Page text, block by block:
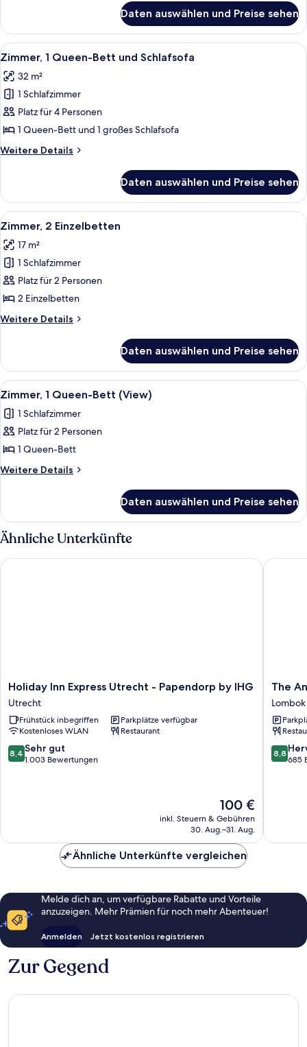
1
Queen-
Bett
Daten auswählen und Preise sehen
Alle
Fotos
für
Zimmer,
1 Queen-
Bett
und
Schlafsofa
Ein ordentlich bezogenes Bett mit
10
Zimmer, 1 Queen-Bett und Schlafsofa
32 m²
1 Schlafzimmer
Platz für 4 Personen
1 Queen-Bett und 1 großes Schlafsofa
Weitere Details
Weitere
1 Queen-
Bett
und
Daten auswählen und Preise sehen
Alle
Fotos
für
Zimmer,
2 Einzelbetten
anzeigen
Ein modernes Hotelzimmer mit
6
Zimmer, 2 Einzelbetten
17 m²
1 Schlafzimmer
Platz für 2 Personen
2 Einzelbetten
Weitere Details
Weitere
2 Einzelbetten
Daten auswählen und Preise sehen
Alle
Fotos
für
Zimmer,
1
Queen-
anzeigen
Ein modernes Hotelzimmer mit
5
Zimmer, 1 Queen-Bett (View)
1 Schlafzimmer
Platz für 2 Personen
1 Queen-Bett
Weitere Details
Weitere
1
Queen-
Bett
(View)
Daten auswählen und Preise sehen
Ähnliche Unterkünfte
Holiday
Inn
Express
Utrecht
-
Papendorp
by
Holiday Inn Express Utrecht - Papendorp by IHG
Utrecht
Frühstück inbegriffen
Parkplätze verfügbar
Kostenloses WLAN
Restaurant
8.4
von
8,4 Sehr gut
1.003 Bewertungen
Der
Preis
beträgt
100 €
inkl. Steuern & Gebühren
30. Aug.–31. Aug.
Holiday Inn Express Utrecht - Papendorp by IHG
The
Anthony
Hotel
Lombok
The
Lombok
8.8
von
8,8
685
The
Ähnliche Unterkünfte vergleichen
Melde dich an, um verfügbare Rabatte und Vorteile
anzuzeigen. Mehr Prämien für noch mehr Abenteuer!
Anmelden Jetzt kostenlos registrieren
Zur Gegend